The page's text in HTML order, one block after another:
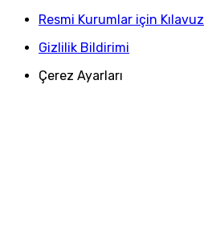
Resmi Kurumlar için Kılavuz
Gizlilik Bildirimi
Çerez Ayarları